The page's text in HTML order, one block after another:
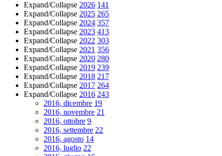
Expand/Collapse 2026 141
Expand/Collapse 2025 265
Expand/Collapse 2024 357
Expand/Collapse 2023 413
Expand/Collapse 2022 303
Expand/Collapse 2021 356
Expand/Collapse 2020 280
Expand/Collapse 2019 239
Expand/Collapse 2018 217
Expand/Collapse 2017 264
Expand/Collapse 2016 243
2016, dicembre 19
2016, novembre 21
2016, ottobre 9
2016, settembre 22
2016, agosto 14
2016, luglio 22